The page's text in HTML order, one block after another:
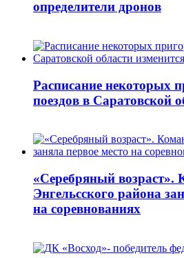
определители дронов
Расписание некоторых
поездов в Саратовской
«Серебряный возраст».
Энгельсского района
на соревнованиях